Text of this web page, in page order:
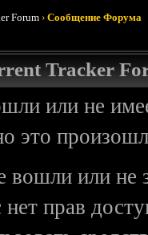
Forum ›Сообщение Форума
Tracker
или не
это
вошли или не
нет прав